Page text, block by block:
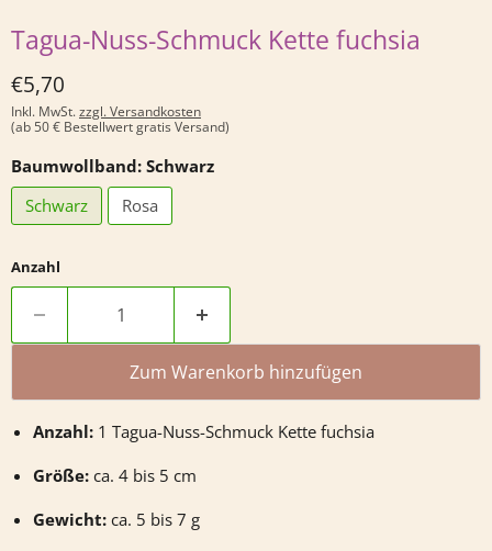
Tagua-Nuss-Schmuck Kette fuchsia
Derzeitiger Preis
€5,70
Inkl. MwSt.zzgl. Versandkosten
(ab 50 € Bestellwert gratis Versand)
Baumwollband: Schwarz
Schwarz
Rosa
Anzahl
Zum Warenkorb hinzufügen
Anzahl: 1 Tagua-Nuss-Schmuck Kette fuchsia
Größe: ca. 4 bis 5 cm
Gewicht: ca. 5 bis 7 g